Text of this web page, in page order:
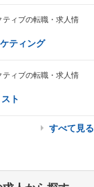
ィブの転職・求人情
ティング
ィブの転職・求人情
ト
すべて見る